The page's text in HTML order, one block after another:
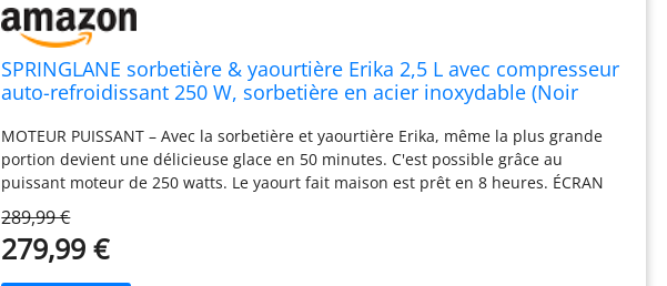
SPRINGLANE sorbetière & yaourtière Erika 2,5 L avec compresseur
auto-refroidissant 250 W, sorbetière en acier inoxydable (Noir
MOTEUR PUISSANT – Avec la sorbetière et yaourtière Erika, même la plus grande
portion devient une délicieuse glace en 50 minutes. C'est possible grâce au
puissant moteur de 250 watts. Le yaourt fait maison est prêt en 8 heures. ÉCRAN
par sa simplicité d'utilisation grâce à l'écran tactile fonctionnel et intuitif. DE
NOMBREUSES FONCTIONS - En plus des fonctions bien connues de glace, de
289,99 €
279,99 €